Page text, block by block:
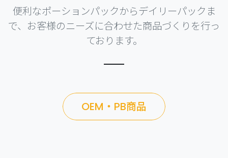
便利なポーションパックからデイリーパックま
で、お客様のニーズに合わせた商品づくりを行っ
ております。
OEM・PB商品